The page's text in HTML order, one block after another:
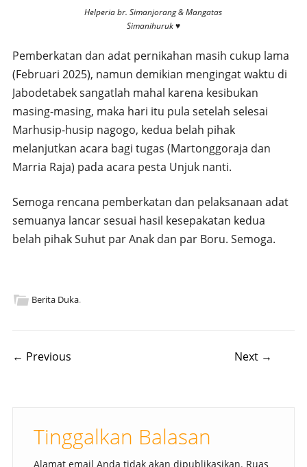
Helperia br. Simanjorang & Mangatas
Simanihuruk ♥️
Pemberkatan dan adat pernikahan masih cukup lama
(Februari 2025), namun demikian mengingat waktu di
Jabodetabek sangatlah mahal karena kesibukan
masing-masing, maka hari itu pula setelah selesai
Marhusip-husip nagogo, kedua belah pihak
melanjutkan acara bagi tugas (Martonggoraja dan
Marria Raja) pada acara pesta Unjuk nanti.
Semoga rencana pemberkatan dan pelaksanaan adat
semuanya lancar sesuai hasil kesepakatan kedua
belah pihak Suhut par Anak dan par Boru. Semoga.
Berita Duka.
Post navigation
← Previous Next →
Tinggalkan Balasan
Alamat email Anda tidak akan dipublikasikan. Ruas